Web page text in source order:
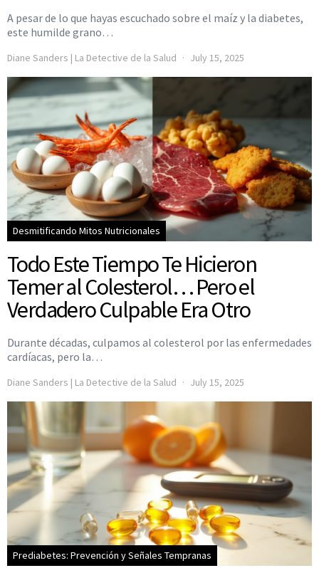
A pesar de lo que hayas escuchado sobre el maíz y la diabetes,
este humilde grano…
Diane Sanders | La Detective de la Salud July 15, 2025
Desmitificando Mitos Nutricionales
Todo Este Tiempo Te Hicieron
Temer al Colesterol… Pero el
Verdadero Culpable Era Otro
Durante décadas, culpamos al colesterol por las enfermedades
cardíacas, pero la…
Diane Sanders | La Detective de la Salud July 15, 2025
Prediabetes: Prevención y Señales Tempranas